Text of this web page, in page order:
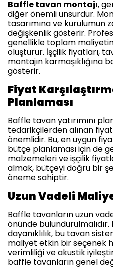
Baffle tavan montajı,
diğer önemli unsurdur.
tasarımına ve kurulumun
değişkenlik gösterir.
genellikle toplam
oluşturur. İşçilik fiyatları,
montajın karmaşıklığına
gösterir.
Fiyat
Planlaması
Baffle tavan yatırımını
tedarikçilerden alınan
önemlidir. Bu, en uygun
bütçe planlaması için de
malzemeleri ve işçilik
almak, bütçeyi doğru bir
öneme sahiptir.
Uzun Vadeli
Baffle tavanların uzun
önünde
dayanıklılık, bu tavan
maliyet etkin bir seçenek
verimliliği ve akustik
baffle tavanların genel